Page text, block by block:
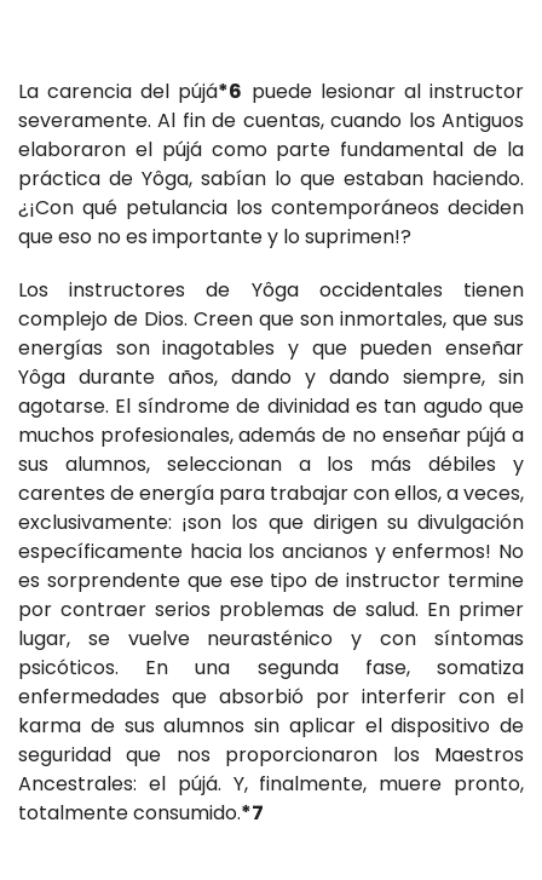
La carencia del pújá*6 puede lesionar al instructor
severamente. Al fin de cuentas, cuando los Antiguos
elaboraron el pújá como parte fundamental de la
práctica de Yôga, sabían lo que estaban haciendo.
¿¡Con qué petulancia los contemporáneos deciden
que eso no es importante y lo suprimen!?
Los instructores de Yôga occidentales tienen
complejo de Dios. Creen que son inmortales, que sus
energías son inagotables y que pueden enseñar
Yôga durante años, dando y dando siempre, sin
agotarse. El síndrome de divinidad es tan agudo que
muchos profesionales, además de no enseñar pújá a
sus alumnos, seleccionan a los más débiles y
carentes de energía para trabajar con ellos, a veces,
exclusivamente: ¡son los que dirigen su divulgación
específicamente hacia los ancianos y enfermos! No
es sorprendente que ese tipo de instructor termine
por contraer serios problemas de salud. En primer
lugar, se vuelve neurasténico y con síntomas
psicóticos. En una segunda fase, somatiza
enfermedades que absorbió por interferir con el
karma de sus alumnos sin aplicar el dispositivo de
seguridad que nos proporcionaron los Maestros
Ancestrales: el pújá. Y, finalmente, muere pronto,
totalmente consumido.*7